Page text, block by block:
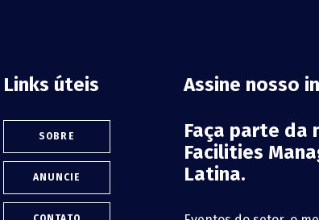
Links úteis
SOBRE
ANUNCIE
Assine nosso
Faça parte da
Facilities
Latina.